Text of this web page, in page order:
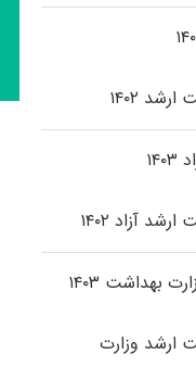
۱۴۰۲
آزاد ۱۴۰۲
بهداشت ۱۴۰۳
ارشد وزارت